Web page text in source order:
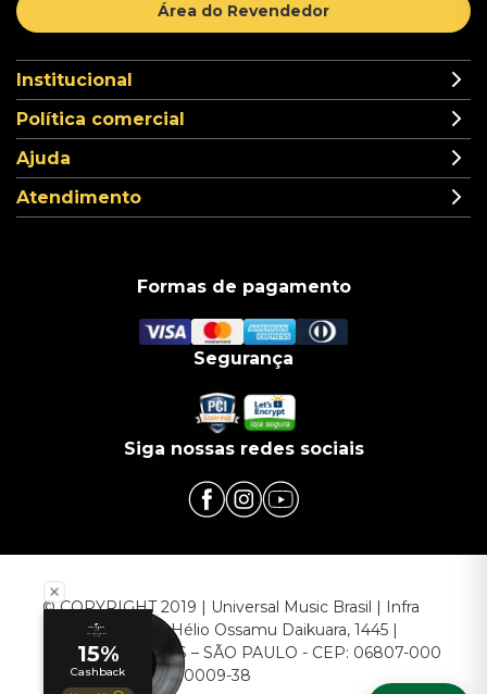
Área do Revendedor
Institucional
Política comercial
Ajuda
Atendimento
Formas de pagamento
Segurança
Siga nossas redes sociais
© COPYRIGHT 2019 | Universal Music Brasil | Infra
Commerce - Av. Hélio Ossamu Daikuara, 1445 |
EMBU DAS ARTES – SÃO PAULO - CEP: 06807-000
CNPJ: 00.952.789/0009-38